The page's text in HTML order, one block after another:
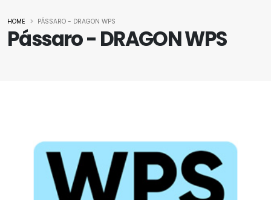
Pássaro - DRAGON WPS
HOME PÁSSARO - DRAGON WPS